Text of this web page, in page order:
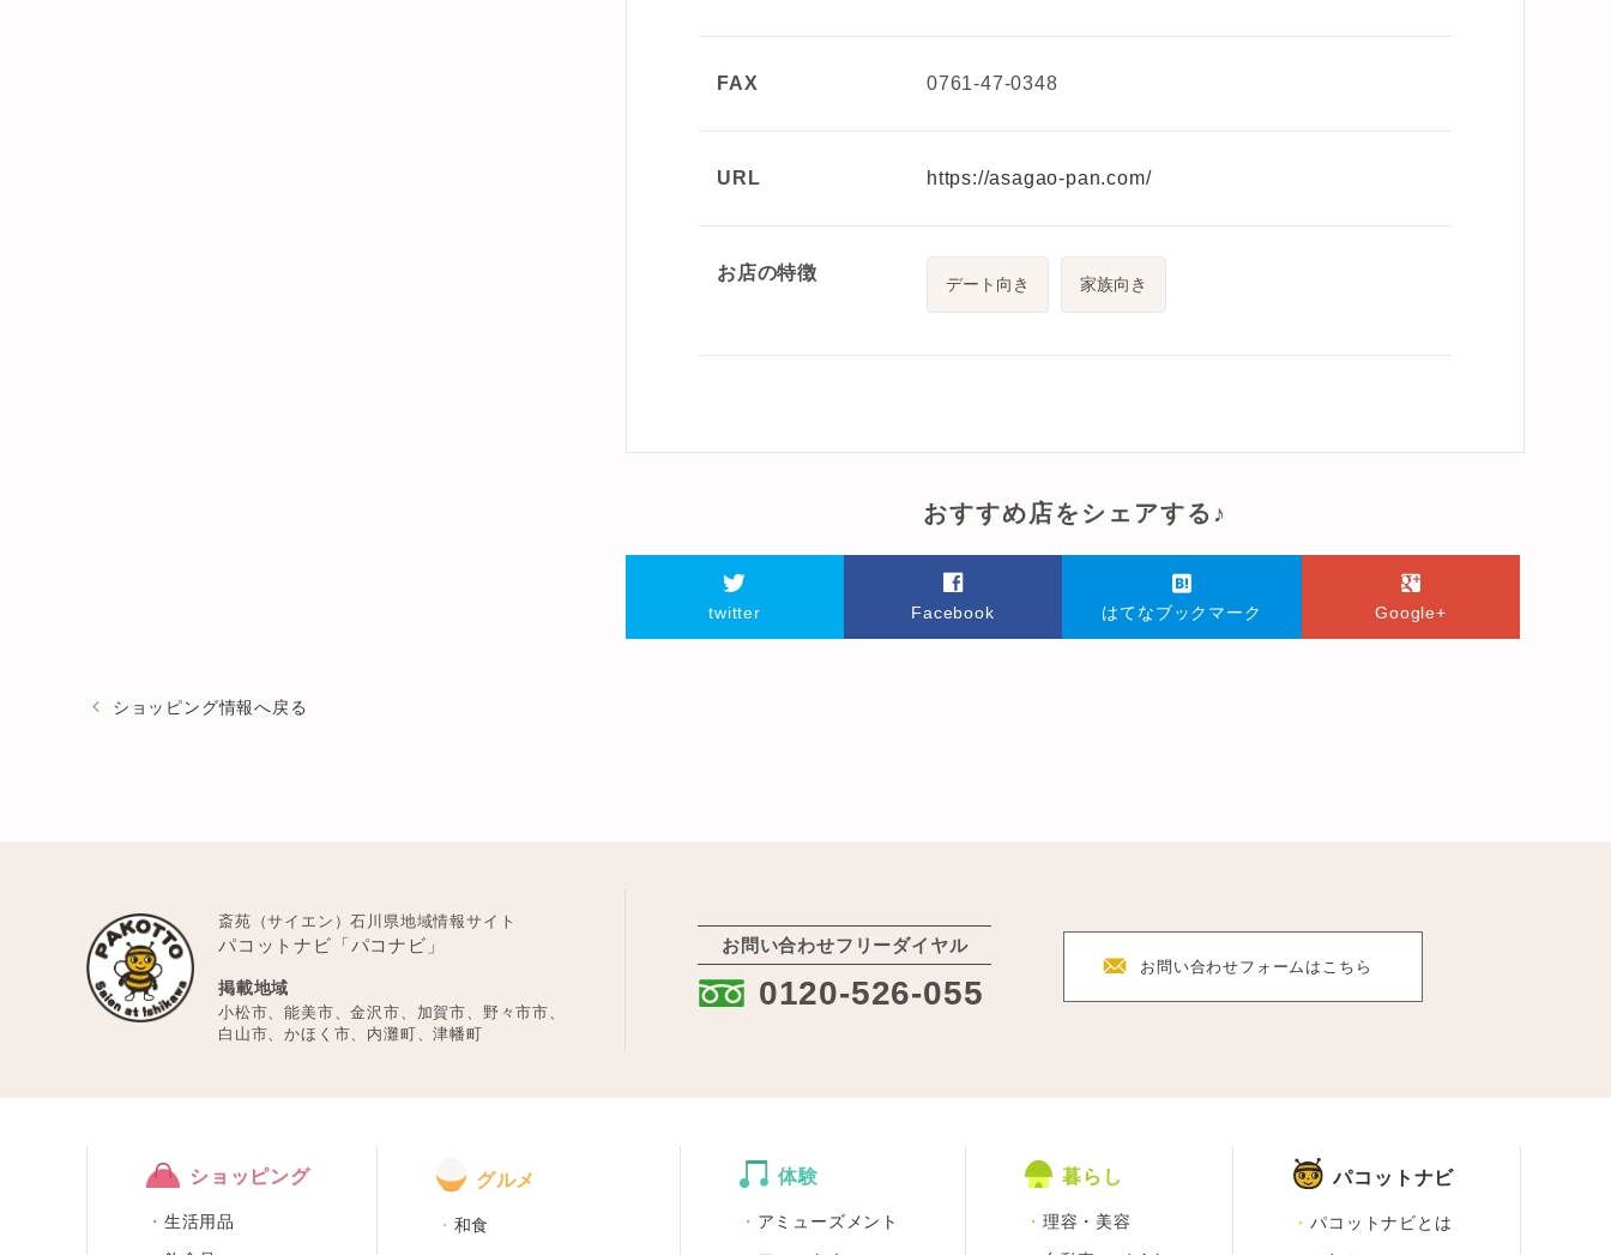
FAX 0761-47-0348
URL https://asagao-pan.com/
お店の特徴
デート向き 家族向き
おすすめ店をシェアする♪
twitter Facebook はてなブックマーク Google+
ショッピング情報へ戻る
斎苑（サイエン）石川県地域情報サイト
パコットナビ「パコナビ」
掲載地域
小松市、能美市、金沢市、加賀市、野々市市、
白山市、かほく市、内灘町、津幡町
お問い合わせフリーダイヤル
: 0120-526-055
F お問い合わせフォーム はこちら
ショッピング
生活用品
グルメ
和食
体験
アミューズメント
暮らし
理容・美容
パコットナビ
パコットナビとは